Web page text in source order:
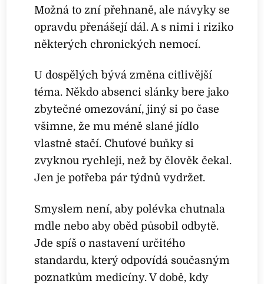
Možná to zní přehnaně, ale návyky se
opravdu přenášejí dál. A s nimi i riziko
některých chronických nemocí.
U dospělých bývá změna citlivější
téma. Někdo absenci slánky bere jako
zbytečné omezování, jiný si po čase
všimne, že mu méně slané jídlo
vlastně stačí. Chuťové buňky si
zvyknou rychleji, než by člověk čekal.
Jen je potřeba pár týdnů vydržet.
Smyslem není, aby polévka chutnala
mdle nebo aby oběd působil odbytě.
Jde spíš o nastavení určitého
standardu, který odpovídá současným
poznatkům medicíny. V době, kdy